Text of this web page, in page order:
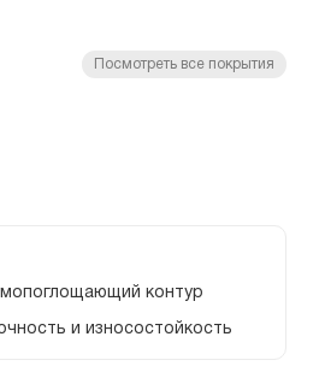
Посмотреть все покрытия
контур
и износостойкость